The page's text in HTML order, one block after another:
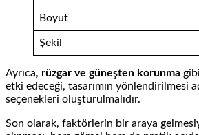
Boyut
Şekil
Ayrıca, rüzgar ve güneşten korunma
etki edeceği, tasarımın yönlendirilmesi
seçenekleri oluşturulmalıdır.
Son olarak, faktörlerin bir araya